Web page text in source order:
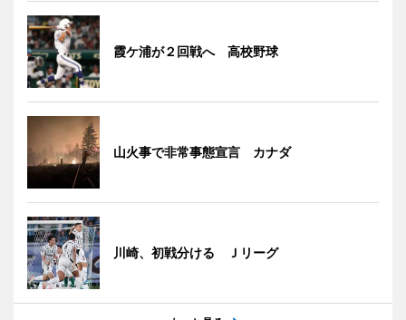
霞ケ浦が２回戦へ 高校野球
山火事で非常事態宣言 カナダ
川崎、初戦分ける Ｊリーグ